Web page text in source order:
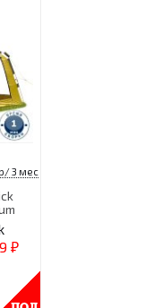
р/ 3 мес
₽